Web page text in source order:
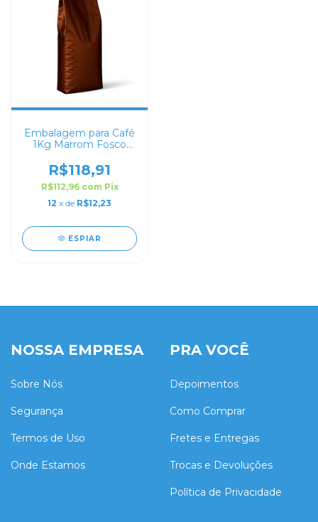
Embalagem para Café
1Kg Marrom Fosco
R$118,91
R$112,96 com Pix
12 x de R$12,23
ESPIAR
NOSSA EMPRESA
Sobre Nós
Segurança
Termos de Uso
Onde Estamos
PRA VOCÊ
Depoimentos
Como Comprar
Fretes e Entregas
Trocas e Devoluções
Política de Privacidade